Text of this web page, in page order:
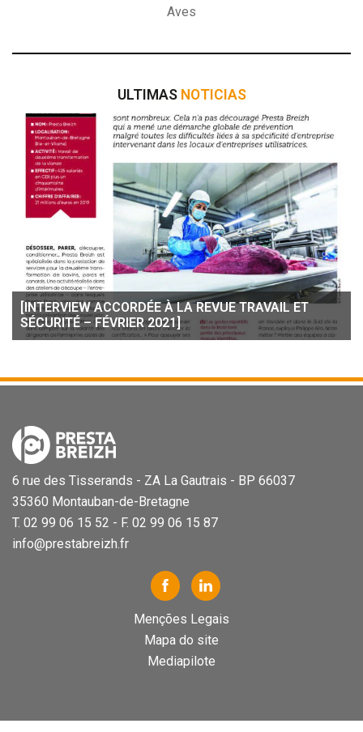
Aves
ULTIMAS NOTICIAS
[INTERVIEW ACCORDÉE À LA REVUE TRAVAIL ET
SÉCURITÉ – FÉVRIER 2021]
6 rue des Tisserands - ZA La Gautrais - BP 66037
35360 Montauban-de-Bretagne
T. 02 99 06 15 52 - F. 02 99 06 15 87
info@prestabreizh.fr
Menções Legais
Mapa do site
Mediapilote